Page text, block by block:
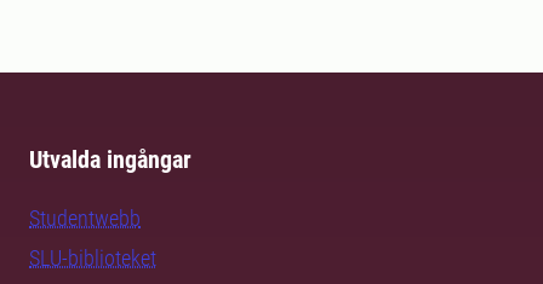
Utvalda ingångar
Studentwebb
SLU-biblioteket